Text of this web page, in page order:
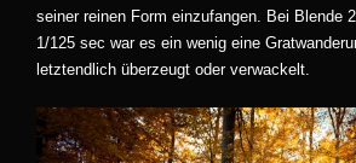
seiner reinen Form einzufangen. Bei Blende
1/125 sec war es ein wenig eine
letztendlich überzeugt oder verwackelt.